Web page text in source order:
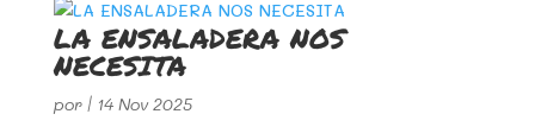
LA ENSALADERA NOS
NECESITA
por | 14 Nov 2025